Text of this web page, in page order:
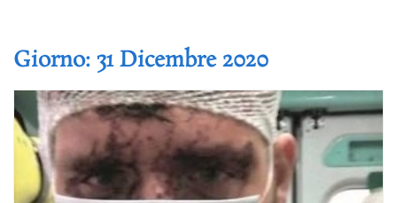
Giorno: 31 Dicembre 2020